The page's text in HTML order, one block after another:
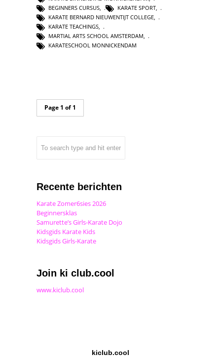
BEGINNERS CURSUS
KARATE SPORT
KARATE BERNARD NIEUWENTIJT COLLEGE
KARATE TEACHINGS
MARTIAL ARTS SCHOOL AMSTERDAM
KARATESCHOOL MONNICKENDAM
Page 1 of 1
Recente berichten
Karate Zomer6sies 2026
Beginnersklas
Samurette’s Girls-Karate Dojo
Kidsgids Karate Kids
Kidsgids Girls-Karate
Join ki club.cool
www.kiclub.cool
kiclub.cool